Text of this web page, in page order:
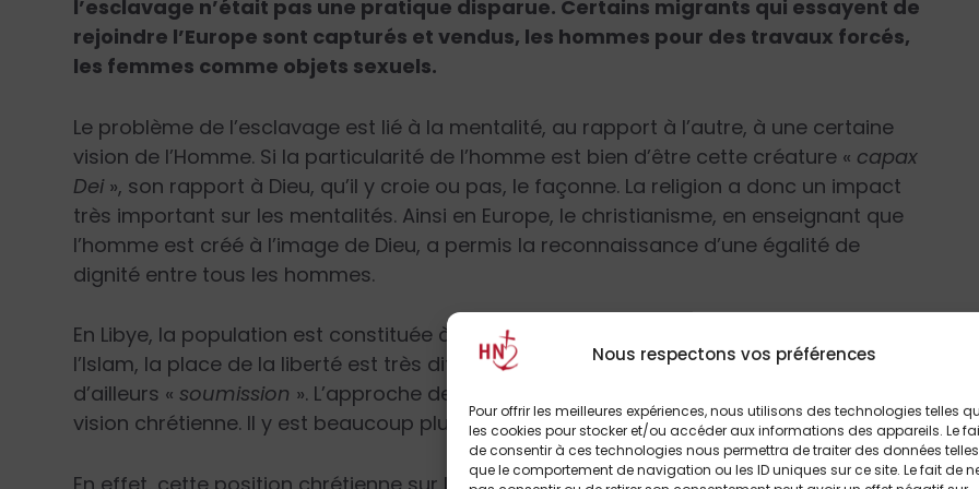
Nous respectons vos préférences
Pour offrir les meilleures expériences, nous utilisons des technologies telles
les cookies pour stocker et/ou accéder aux informations des appareils. Le
de consentir à ces technologies nous permettra de traiter des données telles
que le comportement de navigation ou les ID uniques sur ce site. Le fait de
l’esclavage n’était pas une pratique disparue. Certains migrants qui essayent de
rejoindre l’Europe sont capturés et vendus, les hommes pour des travaux forcés,
les femmes comme objets sexuels.
Le problème de l’esclavage est lié à la mentalité, au rapport à l’autre, à une certaine
vision de l’Homme. Si la particularité de l’homme est bien d’être cette créature « capax
Dei », son rapport à Dieu, qu’il y croie ou pas, le façonne. La religion a donc un impact
très important sur les mentalités. Ainsi en Europe, le christianisme, en enseignant que
l’homme est créé à l’image de Dieu, a permis la reconnaissance d’une égalité de
dignité entre tous les hommes.
En Libye, la population est constituée à 97 % de musulmans selon la CIA. Or, dans
l’Islam, la place de la liberté est très différente. La traduction courante du mot Islam est
d’ailleurs «soumission ». L’approche de l’esclavage est donc sans comparaison avec la
vision chrétienne. Il y est beaucoup plus toléré, voire accepté.